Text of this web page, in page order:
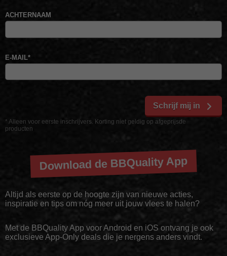
* Alleen voor eerste inschrijvers. Korting niet geldig op afgeprijsde
producten
ACHTERNAAM
E-MAIL*
Schrijf mij in
Download de BBQuality App
Altijd als eerste op de hoogte zijn van nieuwe acties,
inspiratie en tips om nóg meer uit jouw vlees te halen?
Met de BBQuality App voor Android en iOS ontvang je ook
exclusieve App-Only deals die je nergens anders vindt.